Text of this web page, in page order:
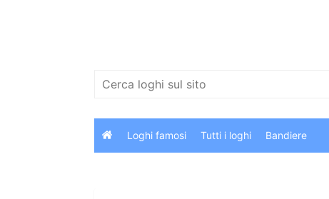
Cerca:
Loghi famosi Tutti i loghi Bandiere